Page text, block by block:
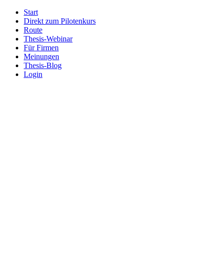
Start
Direkt zum Pilotenkurs
Route
Thesis-Webinar
Für Firmen
Meinungen
Thesis-Blog
Login